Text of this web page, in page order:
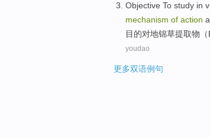
Objective To study in
mechanism of action
目的对地锦草提取物 （
youdao
更多双语例句